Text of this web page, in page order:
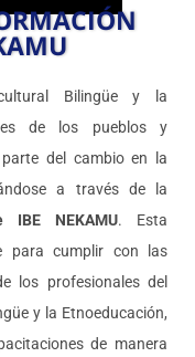
Bilingüe y la
de los pueblos y
del cambio en la
a través de la
IBE NEKAMU. Esta
para cumplir con las
los profesionales del
y la Etnoeducación,
de manera